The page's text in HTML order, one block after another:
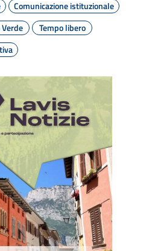
Comunicazione istituzionale
Tempo libero